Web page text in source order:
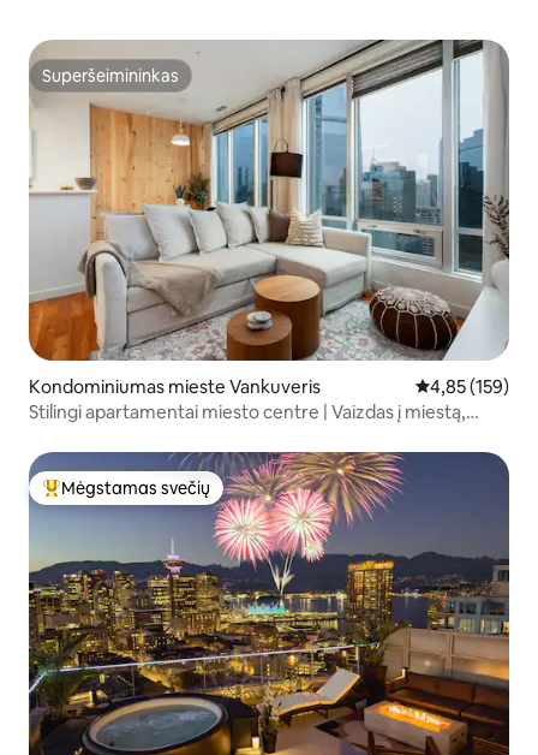
Superšeimininkas
Superšeimininkas
Kondominiumas mieste Vankuveris Vidutinis
4,85 (159)
Stilingi apartamentai miesto centre | Vaizdas į miestą,
Svečių mėgstamiausias
Mėgstamas svečių